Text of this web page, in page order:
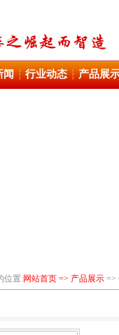
闻┆行业动态┆产品展
位置:网站首页 => 产品展示 =>